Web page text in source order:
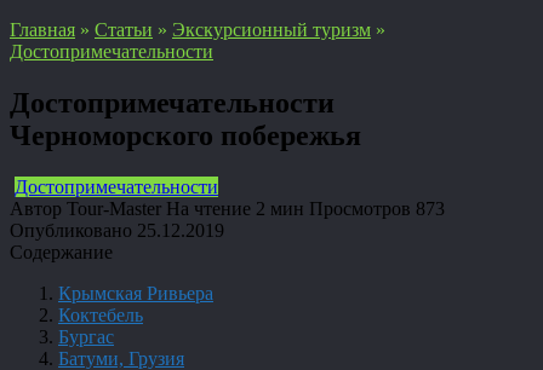
Главная » Статьи » Экскурсионный туризм »
Достопримечательности
Достопримечательности
Черноморского побережья
Достопримечательности
Автор Tour-Master На чтение 2 мин Просмотров 873
Опубликовано 25.12.2019
Содержание
Крымская Ривьера
Коктебель
Бургас
Батуми, Грузия